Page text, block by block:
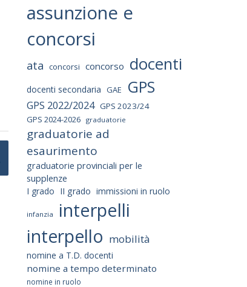
assunzione e
concorsi
ata concorsi concorso docenti
docenti secondaria GAE GPS
GPS 2022/2024 GPS 2023/24
GPS 2024-2026
graduatorie
graduatorie ad
esaurimento
graduatorie provinciali per le
supplenze
I grado II grado immissioni in ruolo
infanzia interpelli
interpello mobilità
nomine a T.D. docenti
nomine a tempo determinato
nomine in ruolo